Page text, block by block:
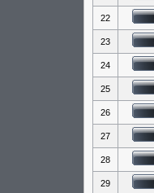
22
23
24
25
26
27
28
29